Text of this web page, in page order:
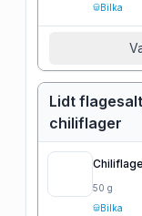
Bilka
Lidt
chiliflager
50 g
Bilka